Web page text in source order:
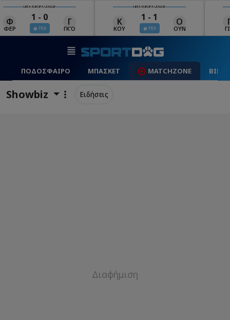
UEFA EUROPA LEAGUE
Κ 1 - 1
ΤΕΛ ΟΥΝ
UEFA EUROPA LEAGUE
ΓΙΑ
2 - 1
ΤΕΛ
Ρ
ΡΈΙ ΜΑΚ
ΠΟΔΟΣΦΑΙΡΟ ΜΠΑΣΚΕΤ MATCHZONE
Showbiz Ειδήσεις